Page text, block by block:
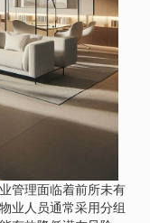
管理面临着前所未有
业人员通常采用分组